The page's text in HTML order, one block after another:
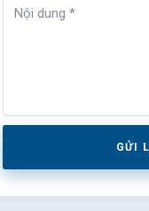
GỬI